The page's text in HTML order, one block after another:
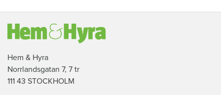
Hem & Hyra
Norrlandsgatan 7, 7 tr
111 43 STOCKHOLM